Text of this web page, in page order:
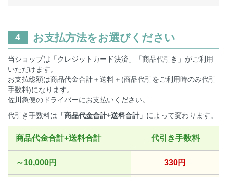
4 お支払方法をお選びください
当ショップは「クレジットカード決済」「商品代引き」がご利用
いただけます。
お支払総額は商品代金合計＋送料＋(商品代引をご利用時のみ代引
手数料)になります。
佐川急便のドライバーにお支払いください。
代引き手数料は 「商品代金合計+送料合計」 によって変わります。
商品代金合計+送料合計 代引き手数料
～10,000円 330円